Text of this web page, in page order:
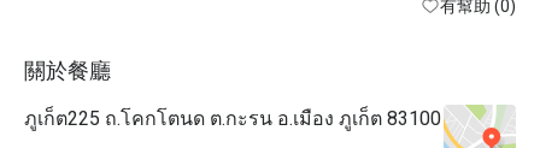
有幫助 (0)
關於餐廳
ภูเก็ต225 ถ.โคกโตนด ต.กะรน อ.เมือง ภูเก็ต 83100